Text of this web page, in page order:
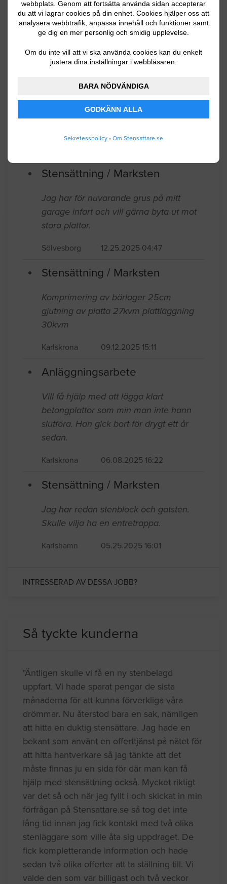
webbplats. Genom att fortsätta använda sidan accepterar
du att vi lagrar cookies på din enhet. Cookies hjälper oss att
analysera webbtrafik, anpassa innehåll och funktioner samt
ge dig en mer personlig och smidig upplevelse.
Om du inte vill att vi ska använda cookies kan du enkelt
justera dina inställningar i webbläsaren.
BARA NÖDVÄNDIGA
GODKÄNN ALLA
Sekretesspolicy • Om Stensattare.se
Sölvesborg 04.02.2026 13:49
Stensättning / Marksten
BETONGPLATTA RUNT POOL.
PLATTOR KOMMER FINNAS PÅ PLATS.
KROSS,FIBERDUK SAMT STENMJÖL
Stensättning / Marksten
Jag har för nuvarande grus på mitt
garage infart och vill gärna byta ut mot
stora plattor.
Sölvesborg 12.25.2025 04:47
Stensättning / Marksten
Komprimering av bärlager 25cm
gjutning av platta 27kvm plattläggning
30kvm
Karlskrona 09.12.2025 15:11
Anläggningsarbete
Vill få hjälp med att lägga klart
betongplattor som min man inte hann
slutföra. Han gick bort för drygt ett år
sedan.
Karlskrona 06.08.2025 16:22
Stensättning / Marksten
Jag har redan stenblock och gatsten.
Skulle vilja ha en entretrappa.
Karlshamn 05.25.2025 16:01
INTRESSERAD AV DESSA JOBB?
Så tyckte kunderna
"Äntligen skulle vi få en ny stenbelagd
uppfart. Vi hade sparat pengar de sista
månaderna för att kunna förverkliga våra
drömmar. Nu återstod bara en sak, nämligen
att hitta en duktig stensättare. Jag hade en
bekant som använt en offerttjänst på nätet för
att hitta hantverkare så jag tänkte att det
måste finnas ju en sida för där man kan få
hjälp med stensättning också. Mycket riktigt
var det så och när jag fyllt i och skickat in min
förfrågan på Stensattare.se så tog det inte
lång tid innan jag fick kontakt med två olika
stenläggare som ville åta sig uppdraget. De
fick kompletterande information och hade
sedan två olika offerter att ta ställning till. Vi
valde den som var billigast och två veckor